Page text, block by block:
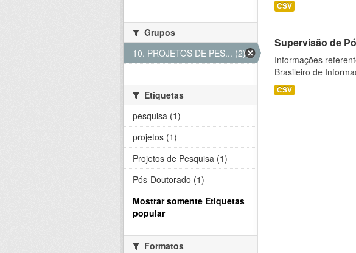
CSV
Supervisão de
Informações
Brasileiro de
CSV
Grupos
10. PROJETOS DE PES... (2)
Etiquetas
pesquisa (1)
projetos (1)
Projetos de Pesquisa (1)
Pós-Doutorado (1)
Mostrar somente Etiquetas
popular
Formatos